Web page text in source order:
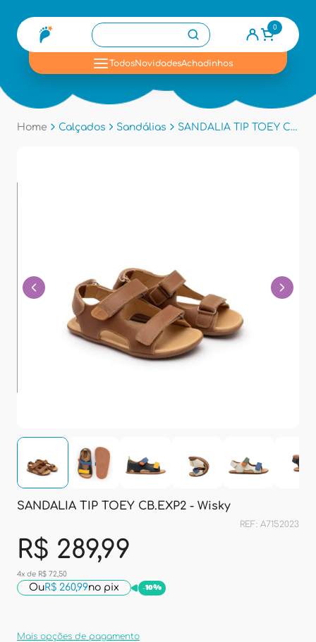
0
TodosNovidadesAchadinhos
Home Calçados Sandálias SANDALIA TIP TOEY CB.EXP2 - Wisky
SANDALIA TIP TOEY CB.EXP2 - Wisky
REF: A7152023
R$ 289,99
4x de R$ 72,50
OuR$ 260,99no pix -10%
Mais opções de pagamento